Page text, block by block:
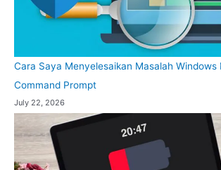
Cara Saya Menyelesaikan Masalah Windows
Command Prompt
July 22, 2026